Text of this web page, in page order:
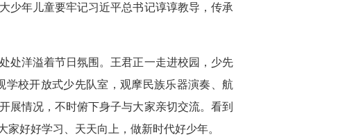
少年儿童要牢记习近平总书记谆谆教导，传承
处洋溢着节日氛围。王君正一走进校园，少先
校开放式少先队室，观摩民族乐器演奏、航
展情况，不时俯下身子与大家亲切交流。看到
好好学习、天天向上，做新时代好少年。